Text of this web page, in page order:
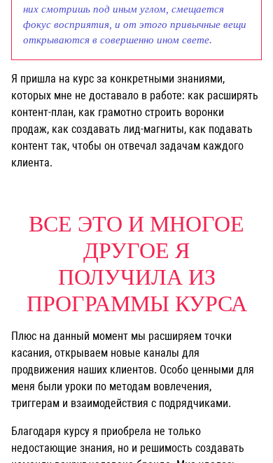
них смотришь под иным углом, смещается
фокус восприятия, и от этого привычные вещи
открываются в совершенно ином свете.
Я пришла на курс за конкретными знаниями,
которых мне не доставало в работе: как расширять
контент-план, как грамотно строить воронки
продаж, как создавать лид-магниты, как подавать
контент так, чтобы он отвечал задачам каждого
клиента.
ВСЕ ЭТО И МНОГОЕ
ДРУГОЕ Я
ПОЛУЧИЛА ИЗ
ПРОГРАММЫ КУРСА
Плюс на данный момент мы расширяем точки
касания, открываем новые каналы для
продвижения наших клиентов. Особо ценными для
меня были уроки по методам вовлечения,
триггерам и взаимодействия с подрядчиками.
Благодаря курсу я приобрела не только
недостающие знания, но и решимость создавать